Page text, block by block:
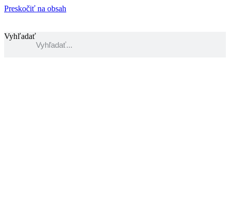
Preskočiť na obsah
Vyhľadať